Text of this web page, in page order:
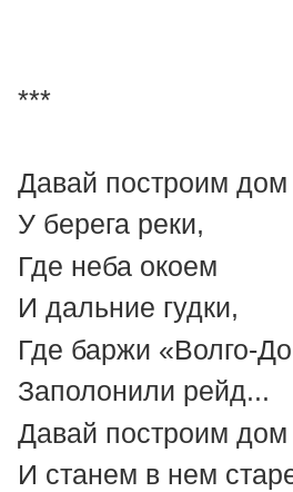
***
Давай построим дом
У берега реки,
Где неба окоем
И дальние гудки,
Где баржи «Волго-
Заполонили рейд...
Давай построим дом
И станем в нем